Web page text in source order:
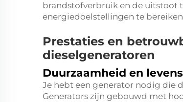
brandstofverbruik en de uitstoot
energiedoelstellingen te
Prestaties en
dieselgeneratoren
Duurzaamheid en
Je hebt een generator nodig die
Generators zijn gebouwd met